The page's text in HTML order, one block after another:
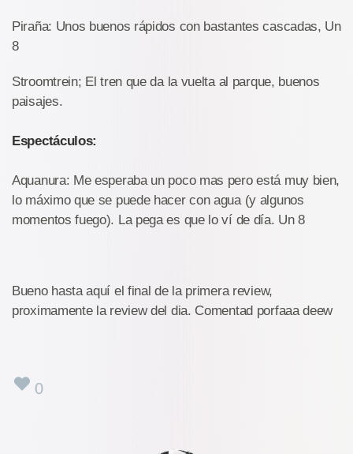
Piraña: Unos buenos rápidos con bastantes cascadas, Un
8
Stroomtrein; El tren que da la vuelta al parque, buenos
paisajes.
Espectáculos:
Aquanura: Me esperaba un poco mas pero está muy bien,
lo máximo que se puede hacer con agua (y algunos
momentos fuego). La pega es que lo ví de día. Un 8
Bueno hasta aquí el final de la primera review,
proximamente la review del dia. Comentad porfaaa deew
0